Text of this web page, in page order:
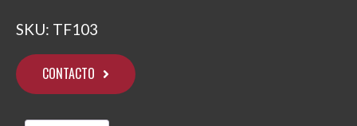
SKU: TF103
CONTACTO